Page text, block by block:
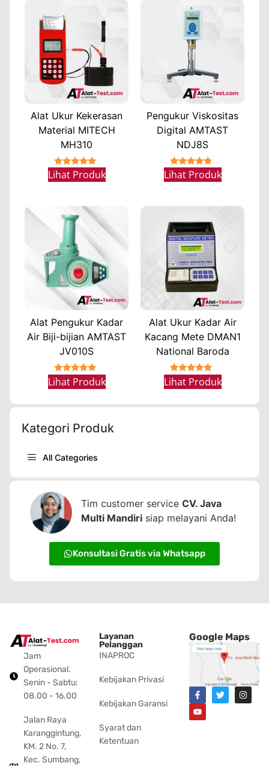
Alat Ukur Kekerasan
Material MITECH
MH310
★★★★★
Lihat Produk
Pengukur Viskositas
Digital AMTAST
NDJ8S
★★★★★
Lihat Produk
Alat Pengukur Kadar
Air Biji-bijian AMTAST
JV010S
★★★★★
Lihat Produk
Alat Ukur Kadar Air
Kacang Mete DMAN1
National Baroda
★★★★★
Lihat Produk
Kategori Produk
All Categories
Tim customer service CV. Java
Multi Mandiri siap melayani Anda!
Konsultasi Gratis via Whatsapp
Jam
Operasional.
Senin - Sabtu:
08.00 - 16.00
Jalan Raya
Karanggintung,
KM. 2 No. 7,
Kec. Sumbang,
Layanan
Pelanggan
INAPROC
Kebijakan Privasi
Kebijakan Garansi
Syarat dan
Ketentuan
Google Maps